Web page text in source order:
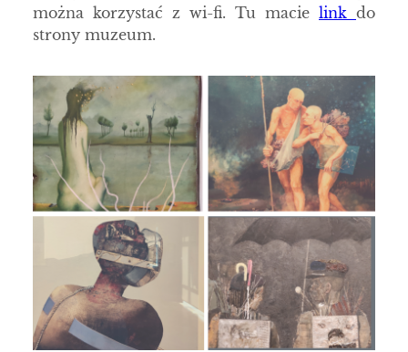
można korzystać z wi-fi. Tu macie link do
strony muzeum.